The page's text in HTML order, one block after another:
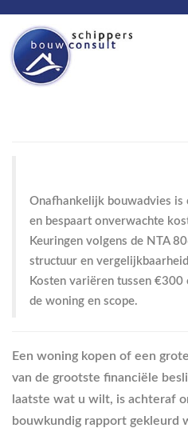
Onafhankelijk bouwadvies
en bespaart onverwachte
Keuringen volgens de NTA
structuur en
Kosten variëren tussen
de woning en scope.
Een woning kopen of een
van de grootste financiële
laatste wat u wilt, is achteraf
bouwkundig rapport gekleurd